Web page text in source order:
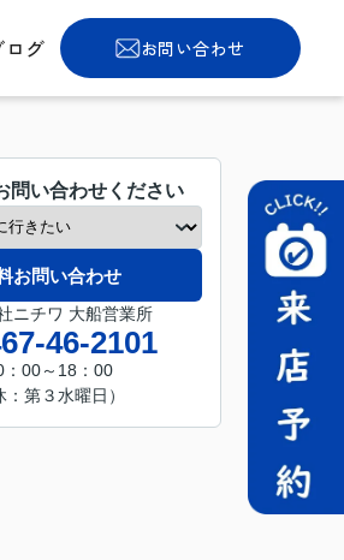
グ お問い合わせ
問い合わせください
お問い合わせ
ニチワ 大船営業所
46-2101
：00～18：00
：第３水曜日）